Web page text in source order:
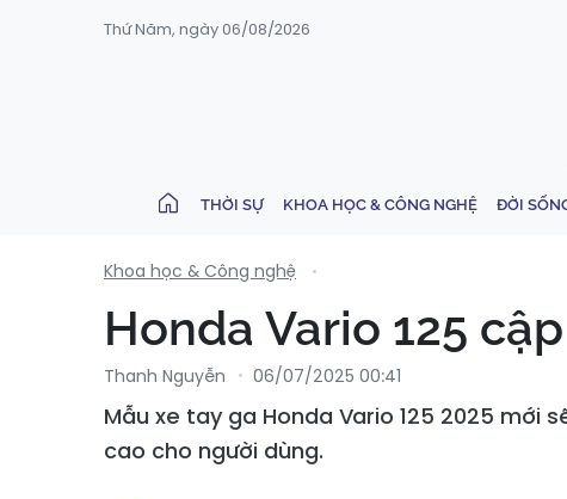
Thứ Năm, ngày 06/08/2026
THỜI SỰ KHOA HỌC & CÔNG NGHỆ ĐỜI
Khoa học & Công nghệ
Honda Vario 125
Thanh Nguyễn 06/07/2025 00:41
Mẫu xe tay ga Honda Vario 125 2025
cao cho người dùng.